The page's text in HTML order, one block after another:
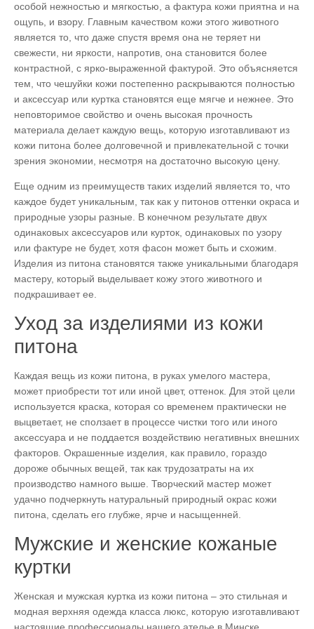
особой нежностью и мягкостью, а фактура кожи приятна и на
ощупь, и взору. Главным качеством кожи этого животного
является то, что даже спустя время она не теряет ни
свежести, ни яркости, напротив, она становится более
контрастной, с ярко-выраженной фактурой. Это объясняется
тем, что чешуйки кожи постепенно раскрываются полностью
и аксессуар или куртка становятся еще мягче и нежнее. Это
неповторимое свойство и очень высокая прочность
материала делает каждую вещь, которую изготавливают из
кожи питона более долговечной и привлекательной с точки
зрения экономии, несмотря на достаточно высокую цену.
Еще одним из преимуществ таких изделий является то, что
каждое будет уникальным, так как у питонов оттенки окраса и
природные узоры разные. В конечном результате двух
одинаковых аксессуаров или курток, одинаковых по узору
или фактуре не будет, хотя фасон может быть и схожим.
Изделия из питона становятся также уникальными благодаря
мастеру, который выделывает кожу этого животного и
подкрашивает ее.
Уход за изделиями из кожи
питона
Каждая вещь из кожи питона, в руках умелого мастера,
может приобрести тот или иной цвет, оттенок. Для этой цели
используется краска, которая со временем практически не
выцветает, не сползает в процессе чистки того или иного
аксессуара и не поддается воздействию негативных внешних
факторов. Окрашенные изделия, как правило, гораздо
дороже обычных вещей, так как трудозатраты на их
производство намного выше. Творческий мастер может
удачно подчеркнуть натуральный природный окрас кожи
питона, сделать его глубже, ярче и насыщенней.
Мужские и женские кожаные
куртки
Женская и мужская куртка из кожи питона – это стильная и
модная верхняя одежда класса люкс, которую изготавливают